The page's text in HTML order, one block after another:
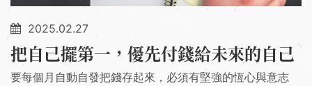
2025.02.27
把自己擺第一，優先付錢給未來的自己
要每個月自動自發把錢存起來，必須有堅強的恆心與意志